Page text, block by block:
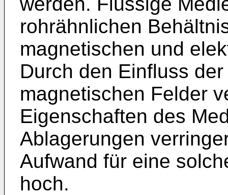
rohrähnlichen
magnetischen und
Durch den Einfluss
magnetischen Felder
Eigenschaften des
Ablagerungen
Aufwand für eine
hoch.